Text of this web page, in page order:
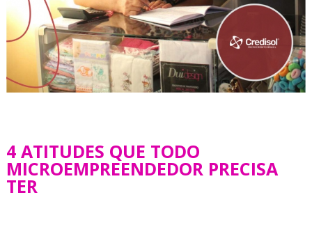
4 ATITUDES QUE TODO
MICROEMPREENDEDOR PRECISA
TER